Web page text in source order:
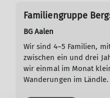
Familiengruppe
BG Aalen
Wir sind 4–5 Familien,
zwischen ein und drei
wir einmal im Monat
Wanderungen im Ländle.